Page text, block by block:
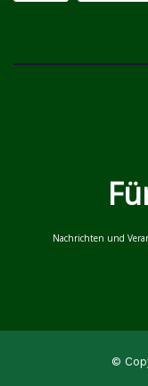
Nachrichten und
©